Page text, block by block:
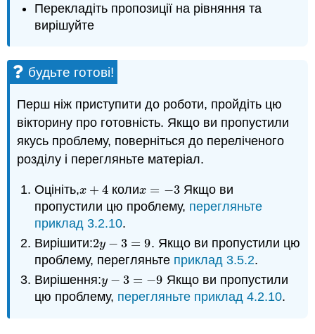
Перекладіть пропозиції на рівняння та
вирішуйте
будьте готові!
Перш ніж приступити до роботи, пройдіть цю
вікторину про готовність. Якщо ви пропустили
якусь проблему, поверніться до переліченого
розділу і перегляньте матеріал.
Оцініть,x + 4
x+4 колиx = −3
x=− 3
Якщо ви
пропустили цю проблему, перегляньте
приклад 3.2.10.
Вирішити:2y − 3 = 9
2y −3= 9
. Якщо ви пропустили цю
проблему, перегляньте приклад 3.5.2.
Вирішення:y − 3 = −9
y −3 = −9
Якщо ви пропустили
цю проблему, перегляньте приклад 4.2.10.